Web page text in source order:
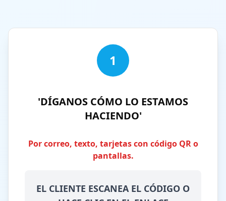
1
'DÍGANOS CÓMO LO ESTAMOS
HACIENDO'
Por correo, texto, tarjetas con código QR o
pantallas.
EL CLIENTE ESCANEA EL CÓDIGO O